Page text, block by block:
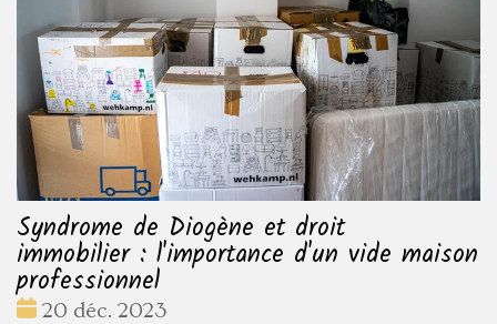
Syndrome de Diogène et droit
immobilier : l'importance d'un vide maison
professionnel
Date
20 déc. 2023